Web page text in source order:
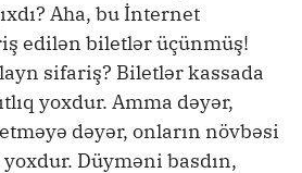
Aha, bu İnternet
edilən biletlər üçünmüş!
sifariş? Biletlər kassada
yoxdur. Amma dəyər,
dəyər, onların növbəsi
Düyməni basdın,